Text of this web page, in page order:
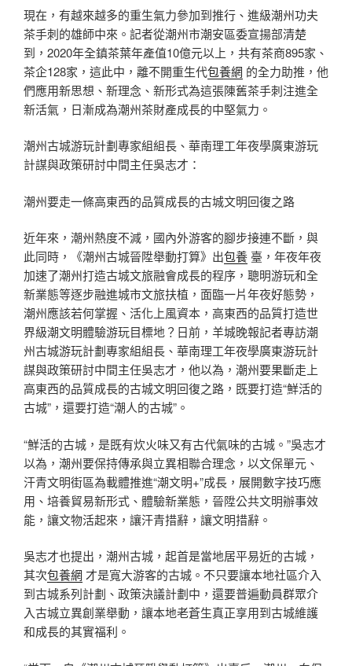
現在，有越來越多的重生氣力參加到推行、進級潮州功夫
茶手刺的雄師中來。記者從潮州市潮安區委宣揚部清楚
到，2020年全鎮茶葉年產值10億元以上，共有茶商895家、
茶企128家，這此中，離不開重生代包養網 的全力助推，他
們應用新思想、新理念、新形式為這張陳舊茶手刺注進全
新活氣，日漸成為潮州茶財產成長的中堅氣力。
潮州古城游玩計劃專家組組長、華南理工年夜學廣東游玩
計謀與政策研討中間主任吳志才：
潮州要走一條高東西的品質成長的古城文明回復之路
近年來，潮州熱度不減，國內外游客的腳步接連不斷，與
此同時，《潮州古城晉陞舉動打算》出包養 臺，年夜年夜
加速了潮州打造古城文旅融會成長的程序，聰明游玩和全
新業態等逐步融進城市文旅扶植，面臨一片年夜好態勢，
潮州應該若何掌握、活化上風資本，高東西的品質打造世
界級潮文明體驗游玩目標地？日前，羊城晚報記者專訪潮
州古城游玩計劃專家組組長、華南理工年夜學廣東游玩計
謀與政策研討中間主任吳志才，他以為，潮州要果斷走上
高東西的品質成長的古城文明回復之路，既要打造“鮮活的
古城”，還要打造“潮人的古城”。
“鮮活的古城，是既有炊火味又有古代氣味的古城。”吳志才
以為，潮州要保持傳承與立異相聯合理念，以文保單元、
汗青文明街區為載體推進“潮文明+”成長，展開數字技巧應
用、培養貿易新形式、體驗新業態，晉陞公共文明辦事效
能，讓文物活起來，讓汗青措辭，讓文明措辭。
吳志才也提出，潮州古城，起首是當地居平易近的古城，
其次包養網 才是寬大游客的古城。不只要讓本地社區介入
到古城系列計劃、政策決議計劃中，還要普遍動員群眾介
入古城立異創業舉動，讓本地老蒼生真正享用到古城維護
和成長的其實福利。